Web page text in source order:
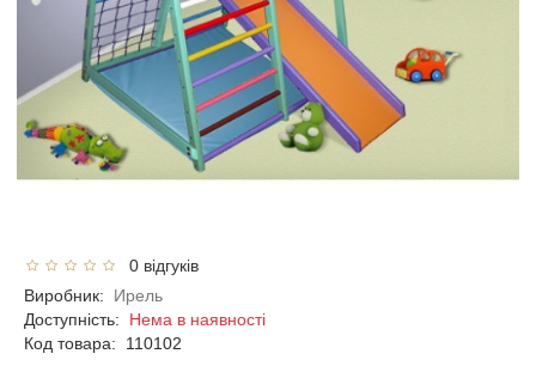
0 відгуків
Виробник:
Ирель
Доступність: Нема в наявності
Код товара:
110102